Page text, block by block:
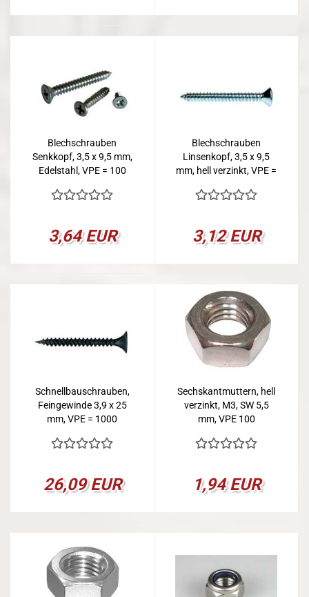
Blechschrauben
Senkkopf, 3,5 x 9,5 mm,
Edelstahl, VPE = 100
3,64 EUR
Blechschrauben
Linsenkopf, 3,5 x 9,5
mm, hell verzinkt, VPE =
3,12 EUR
Schnellbauschrauben,
Feingewinde 3,9 x 25
mm, VPE = 1000
26,09 EUR
Sechskantmuttern, hell
verzinkt, M3, SW 5,5
mm, VPE 100
1,94 EUR